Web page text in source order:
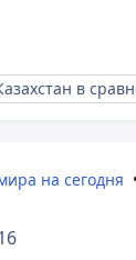
в
на сегодня